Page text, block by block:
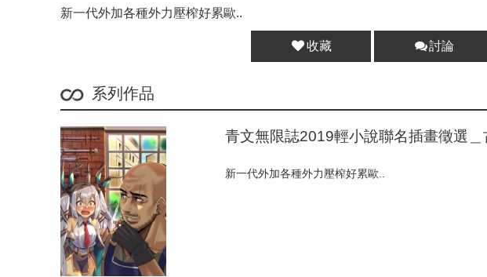
新一代外加各種外力壓榨好累歐..
收藏 討論
系列作品
青文無限誌2019輕小說聯名插畫徵選＿
新一代外加各種外力壓榨好累歐..